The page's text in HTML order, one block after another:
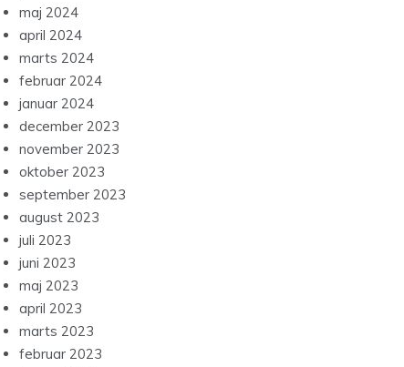
maj 2024
april 2024
marts 2024
februar 2024
januar 2024
december 2023
november 2023
oktober 2023
september 2023
august 2023
juli 2023
juni 2023
maj 2023
april 2023
marts 2023
februar 2023